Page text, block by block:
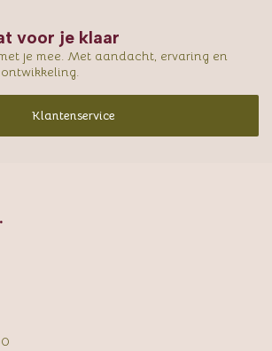
voor je klaar
je mee. Met aandacht, ervaring en
Klantenservice